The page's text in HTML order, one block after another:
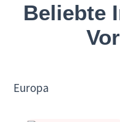
Beliebte
Europa